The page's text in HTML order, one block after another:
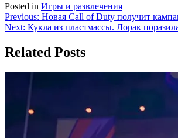
Posted in Игры и развлечения
Навигация
по
записям
Previous: Новая Call of Duty получит
Next: Кукла из пластмассы. Лорак
Related Posts